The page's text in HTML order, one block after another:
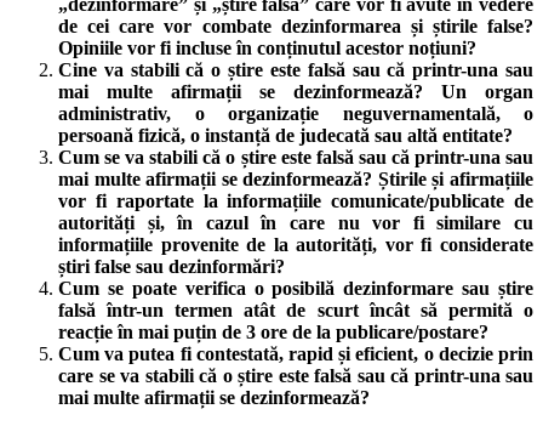
de cei care vor combate dezinformarea și știrile false?
Opiniile vor fi incluse în conținutul acestor noțiuni?
Cine va stabili că o știre este falsă sau că printr-una sau
mai multe afirmații se dezinformează? Un organ
administrativ, o organizație neguvernamentală, o
persoană fizică, o instanță de judecată sau altă entitate?
Cum se va stabili că o știre este falsă sau că printr-una sau
mai multe afirmații se dezinformează? Știrile și afirmațiile
vor fi raportate la informațiile comunicate/publicate de
autorități și, în cazul în care nu vor fi similare cu
informațiile provenite de la autorități, vor fi considerate
știri false sau dezinformări?
Cum se poate verifica o posibilă dezinformare sau știre
falsă într-un termen atât de scurt încât să permită o
reacție în mai puțin de 3 ore de la publicare/postare?
Cum va putea fi contestată, rapid și eficient, o decizie prin
care se va stabili că o știre este falsă sau că printr-una sau
mai multe afirmații se dezinformează?